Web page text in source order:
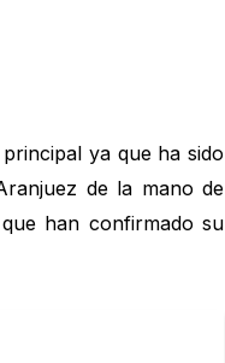
ya que ha sido
de la mano de
han confirmado su